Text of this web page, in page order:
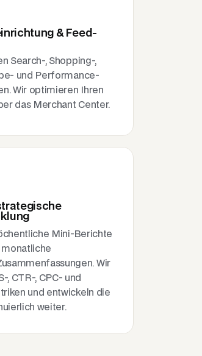
& Feed-
Search-, Shopping-,
und Performance-
Wir optimieren Ihren
das Merchant Center.
Mini-Berichte
Wir
, CTR-, CPC- und
und entwickeln die
weiter.